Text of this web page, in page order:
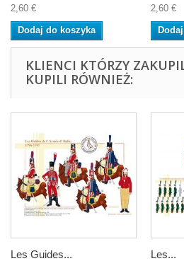
2,60 €
Dodaj do koszyka
2,60 €
KLIENCI KTÓRZY
KUPILI RÓWNIEŻ:
Les Guides... Les...